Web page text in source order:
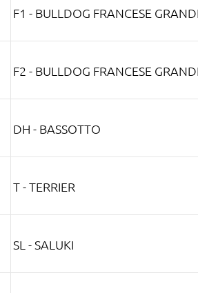
F1 - BULLDOG FRANCESE
F2 - BULLDOG FRANCESE
DH - BASSOTTO
T - TERRIER
SL - SALUKI